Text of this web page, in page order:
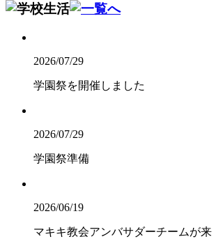
2026/07/29
学園祭を開催しました
2026/07/29
学園祭準備
2026/06/19
マキキ教会アンバサダーチームが来